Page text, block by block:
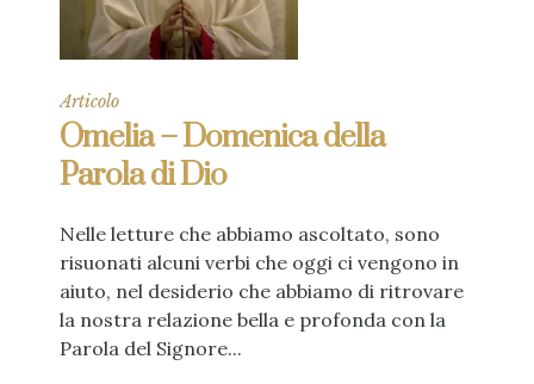
Articolo
Omelia – Domenica della
Parola di Dio
Nelle letture che abbiamo ascoltato, sono
risuonati alcuni verbi che oggi ci vengono in
aiuto, nel desiderio che abbiamo di ritrovare
la nostra relazione bella e profonda con la
Parola del Signore...